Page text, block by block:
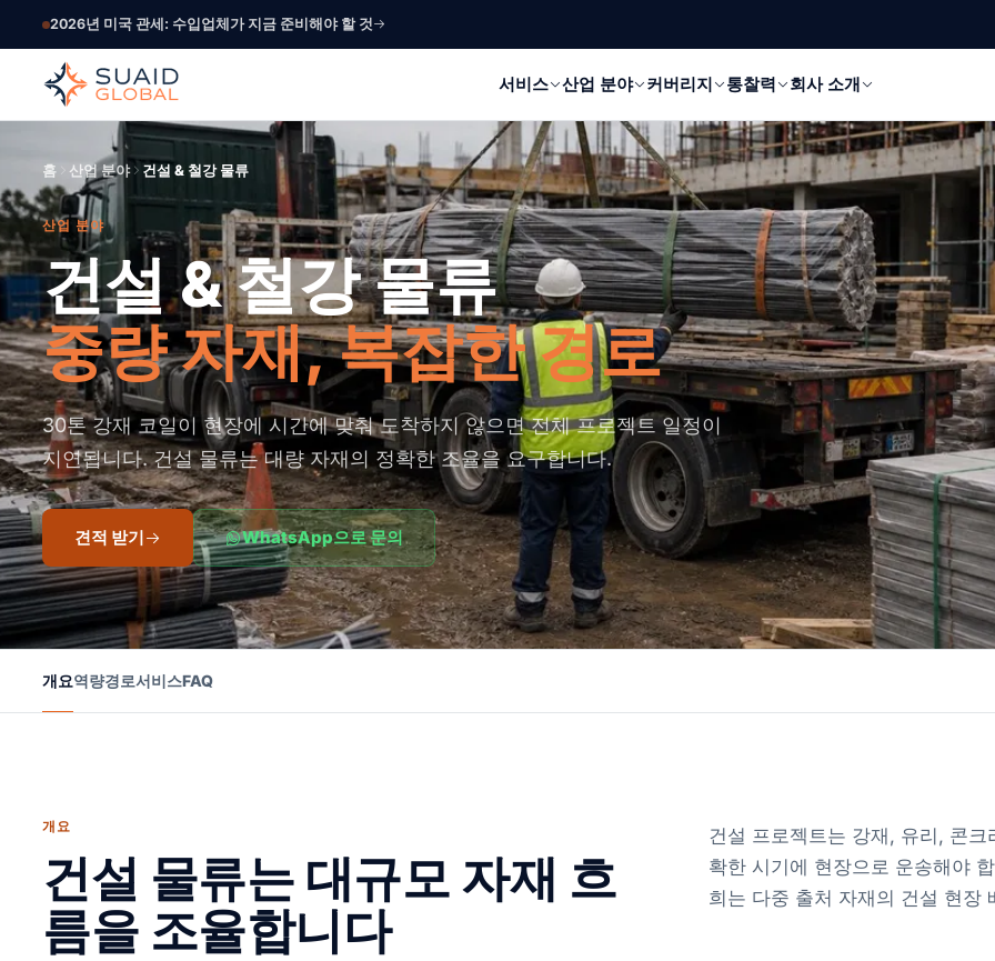
2026년 미국 관세: 수입업체가 지금 준비해야 할 것
서비스 산업 분야 커버리지 통찰력 회사 소개
홈 산업 분야 건설 & 철강 물류
산업 분야
건설 & 철강 물류
중량 자재, 복잡한 경로
30톤 강재 코일이 현장에 시간에 맞춰 도착하지 않으면 전체 프로젝트 일정이
지연됩니다. 건설 물류는 대량 자재의 정확한 조율을 요구합니다.
견적 받기 WhatsApp으로 문의
개요역량경로서비스FAQ
개요
건설 물류는 대규모 자재 흐
름을 조율합니다
건설 프로젝트는 강재, 유리, 콘
확한 시기에 현장으로 운송해야
희는 다중 출처 자재의 건설 현장